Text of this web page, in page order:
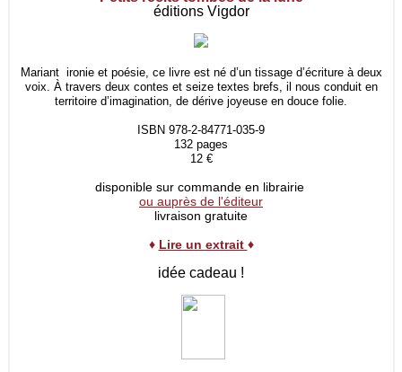
éditions Vigdor
Mariant ironie et poésie, ce livre est né d’un tissage d’écriture à deux
voix. À travers deux contes et seize textes brefs, il nous conduit en
territoire d’imagination, de dérive joyeuse en douce folie.
ISBN 978-2-84771-035-9
132 pages
12 €
disponible sur commande en librairie
ou auprès de l'éditeur
livraison gratuite
♦ Lire un extrait ♦
idée cadeau !